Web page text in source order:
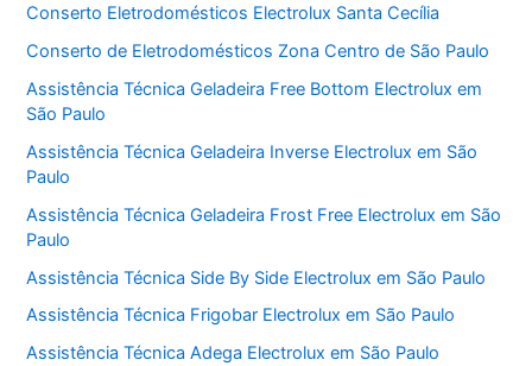
Conserto Eletrodomésticos Electrolux Santa Cecília
Conserto de Eletrodomésticos Zona Centro de São Paulo
Assistência Técnica Geladeira Free Bottom Electrolux em
São Paulo
Assistência Técnica Geladeira Inverse Electrolux em São
Paulo
Assistência Técnica Geladeira Frost Free Electrolux em São
Paulo
Assistência Técnica Side By Side Electrolux em São Paulo
Assistência Técnica Frigobar Electrolux em São Paulo
Assistência Técnica Adega Electrolux em São Paulo